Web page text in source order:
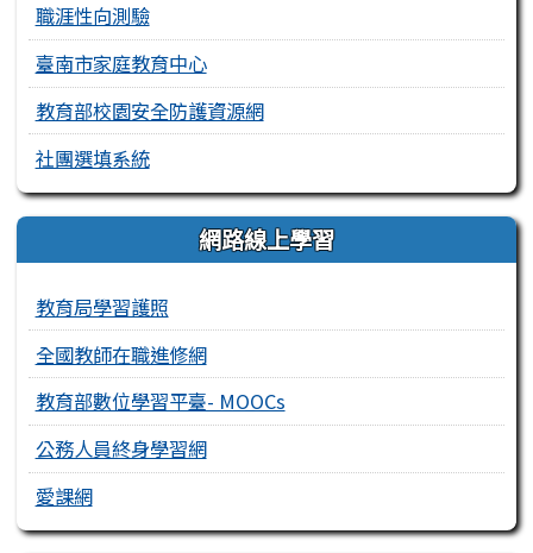
職涯性向測驗
臺南市家庭教育中心
教育部校園安全防護資源網
社團選填系統
網路線上學習
教育局學習護照
全國教師在職進修網
教育部數位學習平臺- MOOCs
公務人員終身學習網
愛課網